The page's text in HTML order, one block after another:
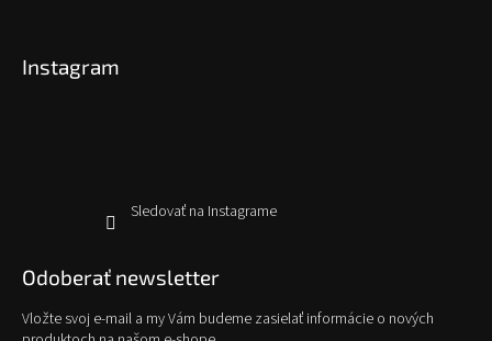
Instagram
Sledovať na Instagrame
Odoberať newsletter
Vložte svoj e-mail a my Vám budeme zasielať informácie o nových